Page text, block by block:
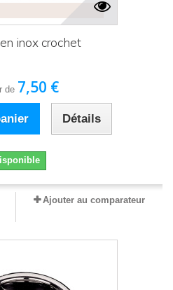
inox crochet
de 7,50 €
Détails
Ajouter au comparateur